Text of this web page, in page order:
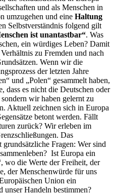
und als Menschen in
umzugehen und eine Haltung
Selbstverständnis folgend gilt
ist unantastbar“. Was
, ein würdiges Leben? Damit
zu Fremden und nach
Wenn wir die
der letzten Jahre
und „Polen“ gesammelt haben,
dass es nicht die Deutschen oder
wir haben gelernt zu
Aktuell zeichnen sich in Europa
betont werden. Fällt
zurück? Wir erleben im
Das
Fragen: Wer sind
Ist Europa ein
wo die Werte der Freiheit, der
der Menschenwürde für uns
Union ein
unser Handeln bestimmen?